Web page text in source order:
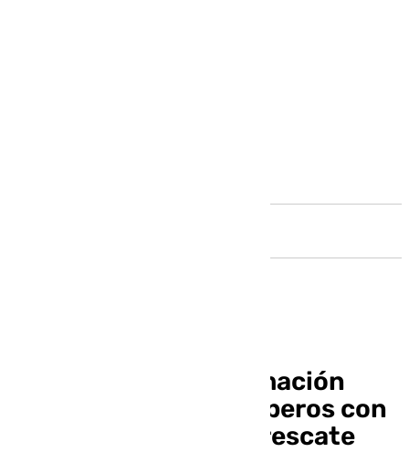
Mijas refuerza la formación
continua de sus bomberos con
nuevas prácticas de rescate